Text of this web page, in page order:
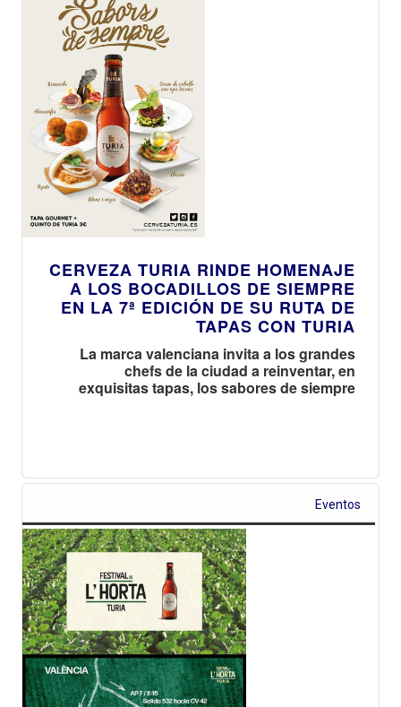
CERVEZA TURIA RINDE HOMENAJE
A LOS BOCADILLOS DE SIEMPRE
EN LA 7ª EDICIÓN DE SU RUTA DE
TAPAS CON TURIA
La marca valenciana invita a los grandes
chefs de la ciudad a reinventar, en
exquisitas tapas, los sabores de siempre
Eventos